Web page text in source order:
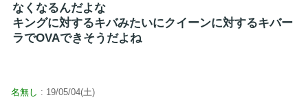
なくなるんだよな
キングに対するキバみたいにクイーンに対するキバー
ラでOVAできそうだよね
名無し : 19/05/04(土)